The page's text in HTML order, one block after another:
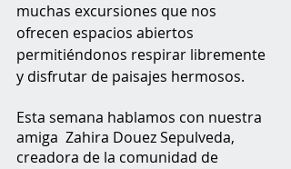
muchas excursiones que nos
ofrecen espacios abiertos
permitiéndonos respirar libremente
y disfrutar de paisajes hermosos.
Esta semana hablamos con nuestra
amiga  Zahira Douez Sepulveda,
creadora de la comunidad de